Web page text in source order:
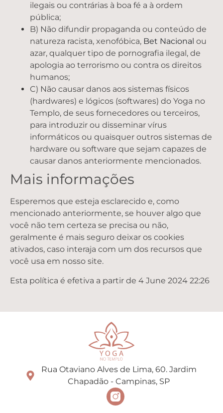
ilegais ou contrárias à boa fé a à ordem
pública;
B) Não difundir propaganda ou conteúdo de
natureza racista, xenofóbica, Bet Nacional ou
azar, qualquer tipo de pornografia ilegal, de
apologia ao terrorismo ou contra os direitos
humanos;
C) Não causar danos aos sistemas físicos
(hardwares) e lógicos (softwares) do Yoga no
Templo, de seus fornecedores ou terceiros,
para introduzir ou disseminar vírus
informáticos ou quaisquer outros sistemas de
hardware ou software que sejam capazes de
causar danos anteriormente mencionados.
Mais informações
Esperemos que esteja esclarecido e, como
mencionado anteriormente, se houver algo que
você não tem certeza se precisa ou não,
geralmente é mais seguro deixar os cookies
ativados, caso interaja com um dos recursos que
você usa em nosso site.
Esta política é efetiva a partir de 4 June 2024 22:26
Rua Otaviano Alves de Lima, 60. Jardim
Chapadão - Campinas, SP